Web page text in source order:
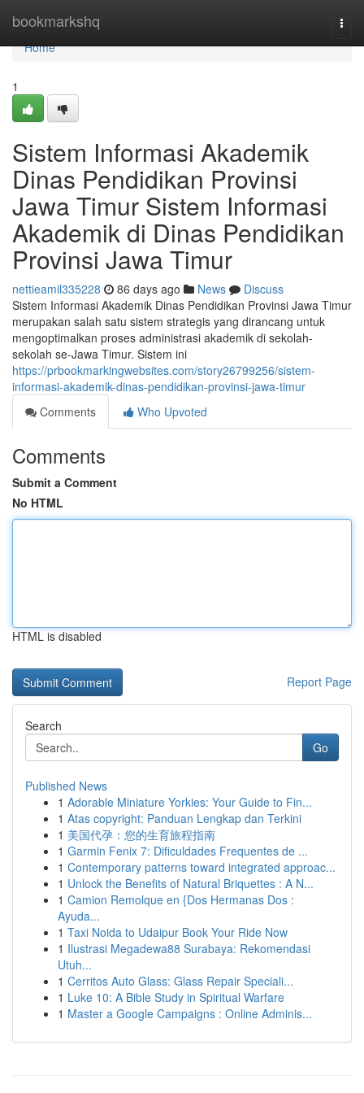
bookmarkshq
Home
Home
1
Sistem Informasi Akademik
Dinas Pendidikan Provinsi
Jawa Timur Sistem Informasi
Akademik di Dinas Pendidikan
Provinsi Jawa Timur
nettieamil335228 86 days ago News
Discuss
Sistem Informasi Akademik Dinas Pendidikan Provinsi Jawa Timur
merupakan salah satu sistem strategis yang dirancang untuk
mengoptimalkan proses administrasi akademik di sekolah-
sekolah se-Jawa Timur. Sistem ini
https://prbookmarkingwebsites.com/story26799256/sistem-
informasi-akademik-dinas-pendidikan-provinsi-jawa-timur
Comments
Who Upvoted
Comments
Submit a Comment
No HTML
HTML is disabled
Report Page
Search
Go
Published News
1 Adorable Miniature Yorkies: Your Guide to Fin...
1 Atas copyright: Panduan Lengkap dan Terkini
1 美国代孕：您的生育旅程指南
1 Garmin Fenix 7: Dificuldades Frequentes de ...
1 Contemporary patterns toward integrated approac...
1 Unlock the Benefits of Natural Briquettes : A N...
1 Camion Remolque en {Dos Hermanas Dos :
Ayuda...
1 Taxi Noida to Udaipur Book Your Ride Now
1 Ilustrasi Megadewa88 Surabaya: Rekomendasi
Utuh...
1 Cerritos Auto Glass: Glass Repair Speciali...
1 Luke 10: A Bible Study in Spiritual Warfare
1 Master a Google Campaigns : Online Adminis...